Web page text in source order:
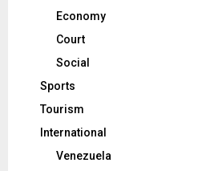
Economy
Court
Social
Sports
Tourism
International
Venezuela